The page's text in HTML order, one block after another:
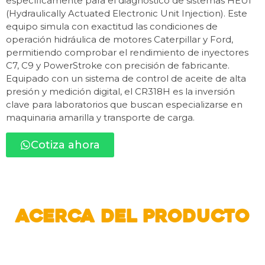
(Hydraulically Actuated Electronic Unit Injection). Este
equipo simula con exactitud las condiciones de
operación hidráulica de motores Caterpillar y Ford,
permitiendo comprobar el rendimiento de inyectores
C7, C9 y PowerStroke con precisión de fabricante.
Equipado con un sistema de control de aceite de alta
presión y medición digital, el CR318H es la inversión
clave para laboratorios que buscan especializarse en
maquinaria amarilla y transporte de carga.
Cotiza ahora
ACERCA Del producto